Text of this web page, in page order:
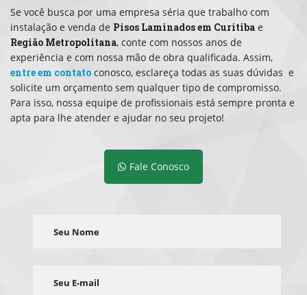
Se você busca por uma empresa séria que trabalho com
instalação e venda de Pisos Laminados em Curitiba e
Região Metropolitana, conte com nossos anos de
experiência e com nossa mão de obra qualificada. Assim,
entre em contato conosco, esclareça todas as suas dúvidas e
solicite um orçamento sem qualquer tipo de compromisso.
Para isso, nossa equipe de profissionais está sempre pronta e
apta para lhe atender e ajudar no seu projeto!
Fale Conosco